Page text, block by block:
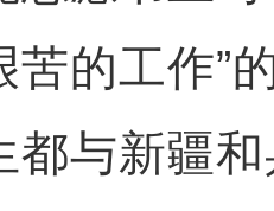
苦的工作”
都与新疆